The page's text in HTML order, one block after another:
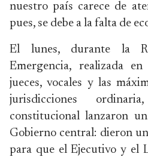
nuestro país carece de
pues, se debe a la falta de
El lunes, durante la
Emergencia, realizada
jueces, vocales y las
jurisdicciones
constitucional lanzaron
Gobierno central: dieron
para que el Ejecutivo y el